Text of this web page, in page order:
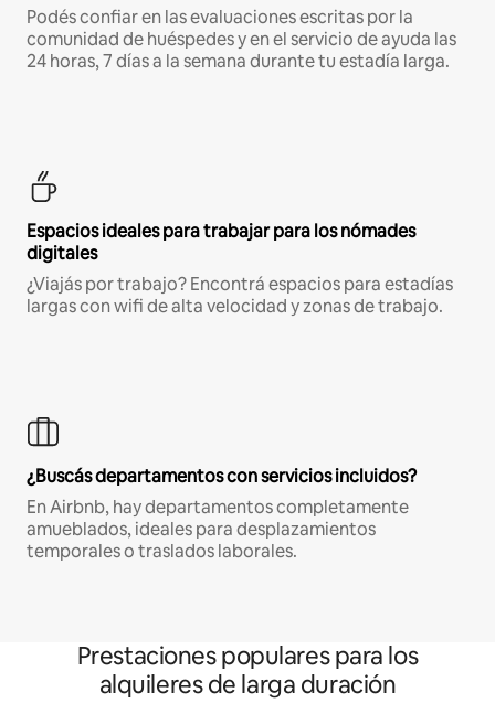
Podés confiar en las evaluaciones escritas por la
comunidad de huéspedes y en el servicio de ayuda las
24 horas, 7 días a la semana durante tu estadía larga.
Espacios ideales para trabajar para los nómades
digitales
¿Viajás por trabajo? Encontrá espacios para estadías
largas con wifi de alta velocidad y zonas de trabajo.
¿Buscás departamentos con servicios incluidos?
En Airbnb, hay departamentos completamente
amueblados, ideales para desplazamientos
temporales o traslados laborales.
Prestaciones populares para los
alquileres de larga duración